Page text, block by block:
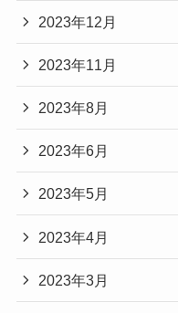
2023年12月
2023年11月
2023年8月
2023年6月
2023年5月
2023年4月
2023年3月